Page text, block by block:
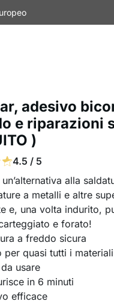
adesivo
e riparazioni
)
4.5 / 5
un’alternativa alla
a metalli e altre
e, una volta indurito,
e forato!
a freddo sicura
per quasi tutti i materiali
usare
in 6 minuti
efficace